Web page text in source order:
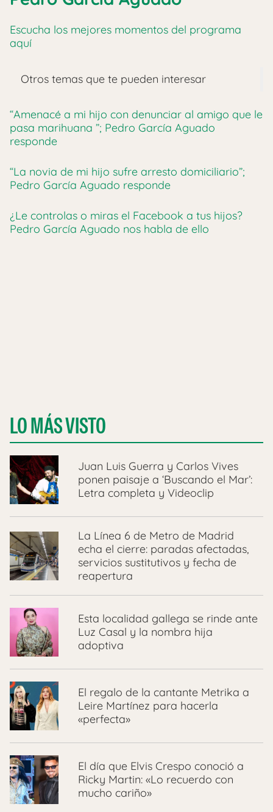
Escucha los mejores momentos del programa
aquí
Otros temas que te pueden interesar
“Amenacé a mi hijo con denunciar al amigo que le
pasa marihuana ”; Pedro García Aguado
responde
“La novia de mi hijo sufre arresto domiciliario”;
Pedro García Aguado responde
¿Le controlas o miras el Facebook a tus hijos?
Pedro García Aguado nos habla de ello
LO MÁS VISTO
Juan Luis Guerra y Carlos Vives
ponen paisaje a ‘Buscando el Mar’:
Letra completa y Videoclip
La Línea 6 de Metro de Madrid
echa el cierre: paradas afectadas,
servicios sustitutivos y fecha de
reapertura
Esta localidad gallega se rinde ante
Luz Casal y la nombra hija
adoptiva
El regalo de la cantante Metrika a
Leire Martínez para hacerla
«perfecta»
El día que Elvis Crespo conoció a
Ricky Martin: «Lo recuerdo con
mucho cariño»